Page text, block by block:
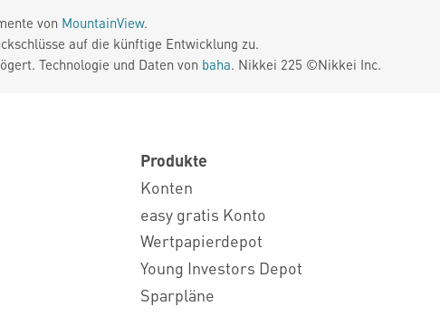
von MountainView.
auf die künftige Entwicklung zu.
Technologie und Daten von baha. Nikkei 225 ©Nikkei Inc.
Produkte
Konten
easy gratis Konto
Wertpapierdepot
Young Investors Depot
Sparpläne